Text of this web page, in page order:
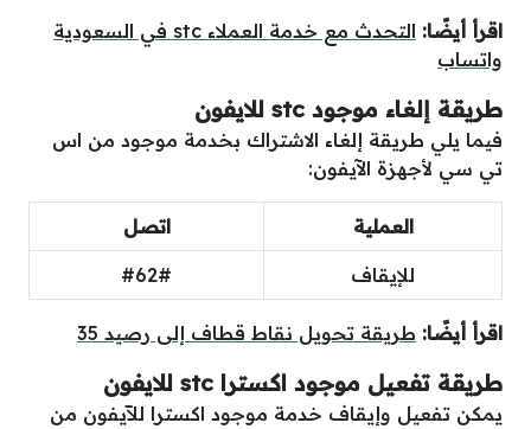
اقرأ أيضًا:
التحدث مع خدمة العملاء stc في السعودية
واتساب
طريقة إلغاء موجود stc للايفون
فيما يلي طريقة إلغاء الاشتراك بخدمة موجود من اس
تي سي لأجهزة الآيفون:
العملية اتصل
للإيقاف #62#
اقرأ أيضًا: طريقة تحويل نقاط قطاف إلى رصيد 35
طريقة تفعيل موجود اكسترا stc للايفون
يمكن تفعيل وإيقاف خدمة موجود اكسترا للآيفون من